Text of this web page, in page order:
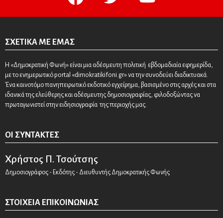
ΣΧΕΤΙΚΆ ΜΕ ΕΜΆΣ
Η «Δημοκρατική Φωνή» είναι μια αδέσμευτη πολιτική εβδομαδιαία εφημερίδα,
με το ενημερωτικό portal «dimokratikifoni.gr» να την συνοδεύει διαδικτυακά.
Ένα καινοτόμο πανηπειρωτικό εκδοτικό εγχείρημα, βασισμένο στις αρχές και στα
ιδανικά της ελεύθερης και αδέσμευτης δημοσιογραφίας, φιλοδοξώντας να
πρωταγωνιστεί στην ειδησιογραφία της περιοχής μας.
ΟΙ ΣΥΝΤΆΚΤΕΣ
Χρήστος Π. Τσούτσης
Δημοσιογράφος - Εκδότης - Διευθυντής Δημοκρατικής Φωνής
ΣΤΟΙΧΕΊΑ ΕΠΙΚΟΙΝΩΝΊΑΣ